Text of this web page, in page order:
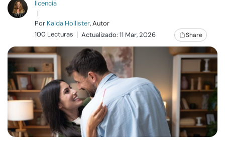
Relaciones
Familia
Ayuda
Cursos
Recursos
licencia
|
Por Kaida Hollister, Autor
100 Lecturas
Actualizado: 11 Mar, 2026 Share